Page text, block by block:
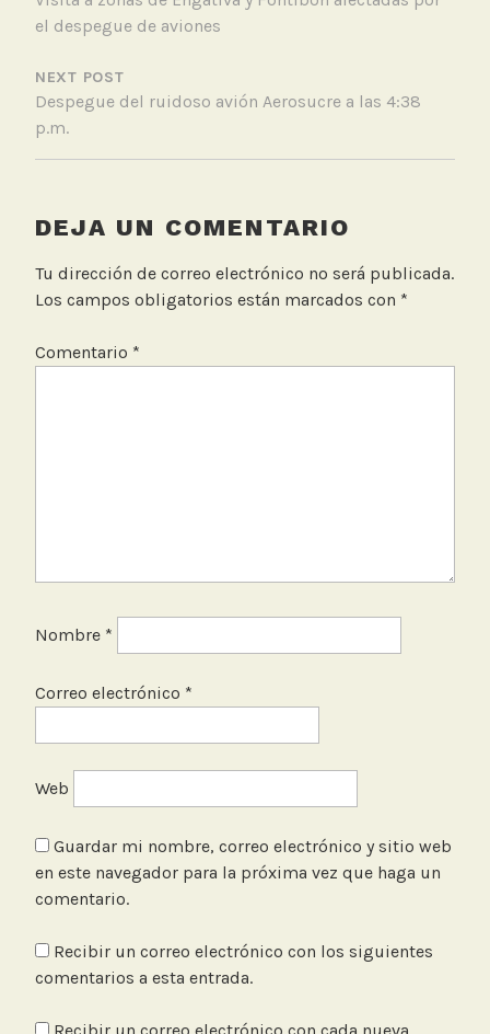
M
S
ENTRADAS
el despegue de aviones
NEXT POST
Despegue del ruidoso avión Aerosucre a las 4:38
p.m.
DEJA UN COMENTARIO
Tu dirección de correo electrónico no será publicada.
Los campos obligatorios están marcados con *
Comentario *
Nombre *
Correo electrónico *
Web
Guardar mi nombre, correo electrónico y sitio web
en este navegador para la próxima vez que haga un
comentario.
Recibir un correo electrónico con los siguientes
comentarios a esta entrada.